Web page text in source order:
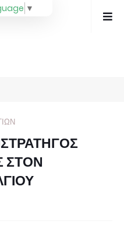
ΣΤΟΝ
▼